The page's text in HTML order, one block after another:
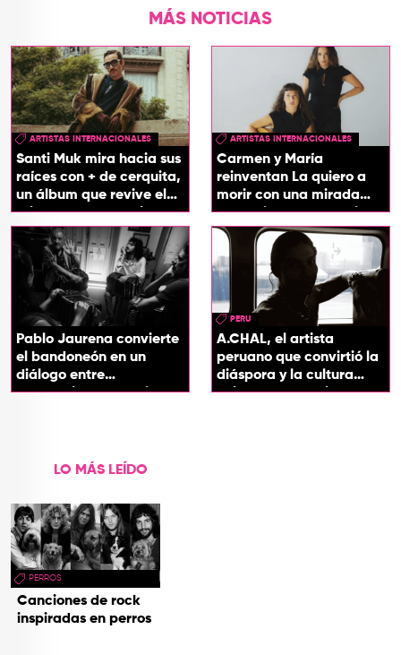
MÁS NOTICIAS
ARTISTAS INTERNACIONALES
Santi Muk mira hacia sus
raíces con + de cerquita,
un álbum que revive el
origen de sus canciones
ARTISTAS INTERNACIONALES
Carmen y María
reinventan La quiero a
morir con una mirada
entre el flamenco y el
soul
Pablo Jaurena convierte
el bandoneón en un
diálogo entre
generaciones con el
PERU
A.CHAL, el artista
peruano que convirtió la
diáspora y la cultura
chicha en su sonido
LO MÁS LEÍDO
PERROS
Canciones de rock
inspiradas en perros